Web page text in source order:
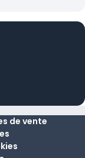
de vente